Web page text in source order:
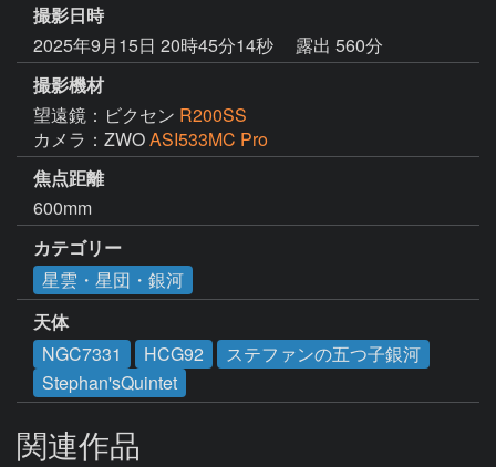
撮影日時
2025年9月15日 20時45分14秒
露出 560分
撮影機材
望遠鏡：ビクセン R200SS
カメラ：ZWOASI533MC Pro
焦点距離
600mm
カテゴリー
星雲・星団・銀河
天体
NGC7331
HCG92
ステファンの五つ子銀河
Stephan'sQuintet
関連作品